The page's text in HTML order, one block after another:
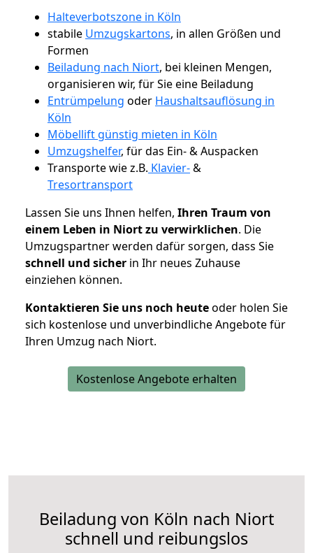
Halteverbotszone in Köln
stabile Umzugskartons, in allen Größen und
Formen
Beiladung nach Niort, bei kleinen Mengen,
organisieren wir, für Sie eine Beiladung
Entrümpelung oder Haushaltsauflösung in
Köln
Möbellift günstig mieten in Köln
Umzugshelfer, für das Ein- & Auspacken
Transporte wie z.B. Klavier-&
Tresortransport
Lassen Sie uns Ihnen helfen, Ihren Traum von
einem Leben in Niort zu verwirklichen. Die
Umzugspartner werden dafür sorgen, dass Sie
schnell und sicher in Ihr neues Zuhause
einziehen können.
Kontaktieren Sie uns noch heuteoder holen Sie
sich kostenlose und unverbindliche Angebote für
Ihren Umzug nach Niort.
Kostenlose Angebote erhalten
Beiladung von Köln nach Niort
schnell und reibungslos